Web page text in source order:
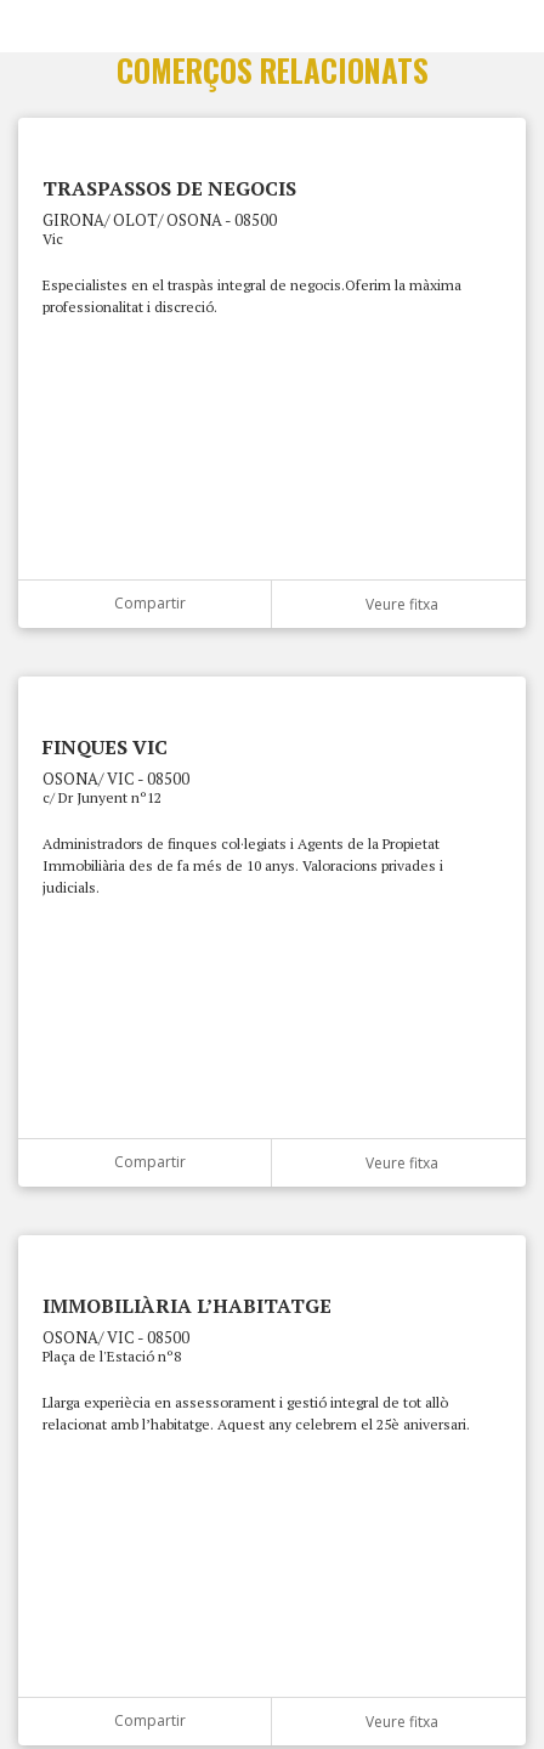
COMERÇOS RELACIONATS
TRASPASSOS DE NEGOCIS
GIRONA/ OLOT/ OSONA - 08500
Vic
Especialistes en el traspàs integral de negocis.Oferim la màxima
professionalitat i discreció.
Compartir Veure fitxa
FINQUES VIC
OSONA/ VIC - 08500
c/ Dr Junyent nº12
Administradors de finques col·legiats i Agents de la Propietat
Immobiliària des de fa més de 10 anys. Valoracions privades i
judicials.
Compartir Veure fitxa
IMMOBILIÀRIA L’HABITATGE
OSONA/ VIC - 08500
Plaça de l'Estació nº8
Llarga experiècia en assessorament i gestió integral de tot allò
relacionat amb l’habitatge. Aquest any celebrem el 25è aniversari.
Compartir Veure fitxa